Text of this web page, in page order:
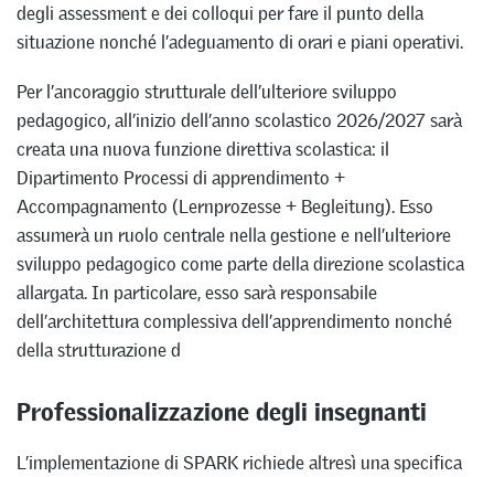
degli assessment e dei colloqui per fare il punto della
situazione nonché l’adeguamento di orari e piani operativi.
Per l’ancoraggio strutturale dell’ulteriore sviluppo
pedagogico, all’inizio dell’anno scolastico 2026/2027 sarà
creata una nuova funzione direttiva scolastica: il
Dipartimento Processi di apprendimento +
Accompagnamento (Lernprozesse + Begleitung). Esso
assumerà un ruolo centrale nella gestione e nell’ulteriore
sviluppo pedagogico come parte della direzione scolastica
allargata. In particolare, esso sarà responsabile
dell’architettura complessiva dell’apprendimento nonché
della strutturazione d
Professionalizzazione degli insegnanti
L’implementazione di SPARK richiede altresì una specifica